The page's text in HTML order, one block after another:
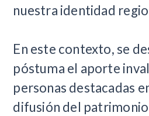
nuestra identidad
En este contexto, se
póstuma el aporte
personas destacadas
difusión del